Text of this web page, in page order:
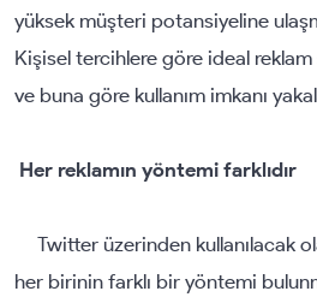
yüksek müşteri potansiyeline
Kişisel tercihlere göre ideal
ve buna göre kullanım imkanı
Her reklamın yöntemi farklıdır
Twitter üzerinden kullanılacak
her birinin farklı bir yöntemi